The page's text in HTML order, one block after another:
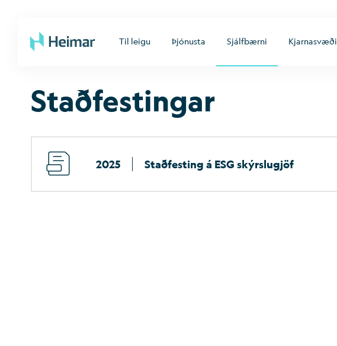
Til leigu Þjónusta Sjálfbærni Kjarnasvæði
Stað­fest­ing­ar
2025 Stað­fest­ing á ESG skýrslu­gjöf